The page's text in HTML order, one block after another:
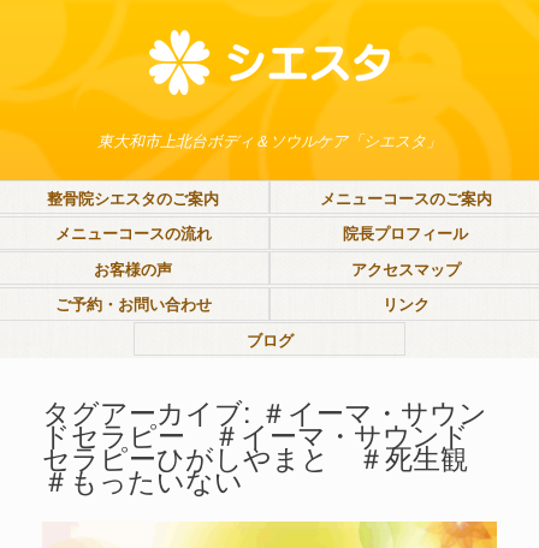
東大和市上北台ボディ＆ソウルケア「シエスタ」
整骨院シエスタのご案内
メニューコースのご案内
メニューコースの流れ
院長プロフィール
お客様の声
アクセスマップ
ご予約・お問い合わせ
リンク
ブログ
タグアーカイブ: ＃イーマ・サウン
ドセラピー ＃イーマ・サウンド
セラピーひがしやまと ＃死生観
＃もったいない